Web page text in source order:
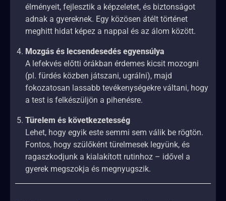
élményeit, fejlesztik a képzeletet, és biztonságot
adnak a gyereknek. Egy közösen átélt történet
meghitt hidat képez a nappal és az álom között.
Mozgás és lecsendesedés egyensúlya
A lefekvés előtti órákban érdemes kicsit mozogni
(pl. fürdés közben játszani, ugrálni), majd
fokozatosan lassabb tevékenységekre váltani, hogy
a test is felkészüljön a pihenésre.
Türelem és következetesség
Lehet, hogy egyik este semmi sem válik be rögtön.
Fontos, hogy szülőként türelmesek legyünk, és
ragaszkodjunk a kialakított rutinhoz – idővel a
gyerek megszokja és megnyugszik.